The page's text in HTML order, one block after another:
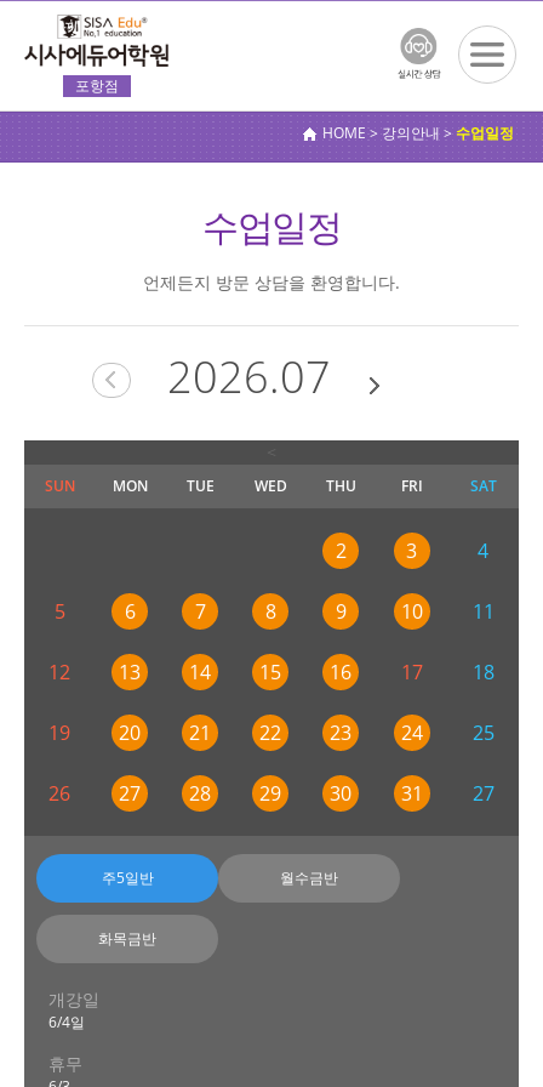
포항점
뉴보기
HOME > 강의안내 >수업일정
수업일정
언제든지 방문 상담을 환영합니다.
2026.07
SUN MON TUE WED THU FRI SAT
2 3 4
5 6 7 8 9 10 11
12 13 14 15 16 17 18
19 20 21 22 23 24 25
26 27 28 29 30 31 27
주5일반 월수금반
화목금반
개강일
6/4일
휴무